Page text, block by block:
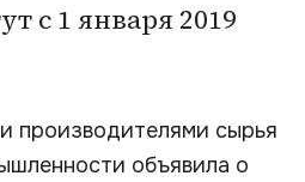
с 1 января 2019
производителями сырья
объявила о